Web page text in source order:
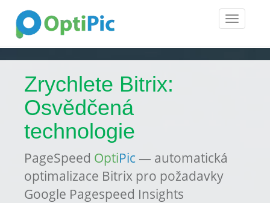
Toggle
Zrychlete Bitrix:
Osvědčená
technologie
PageSpeed OptiPic — automatická
optimalizace Bitrix pro požadavky
Google Pagespeed Insights